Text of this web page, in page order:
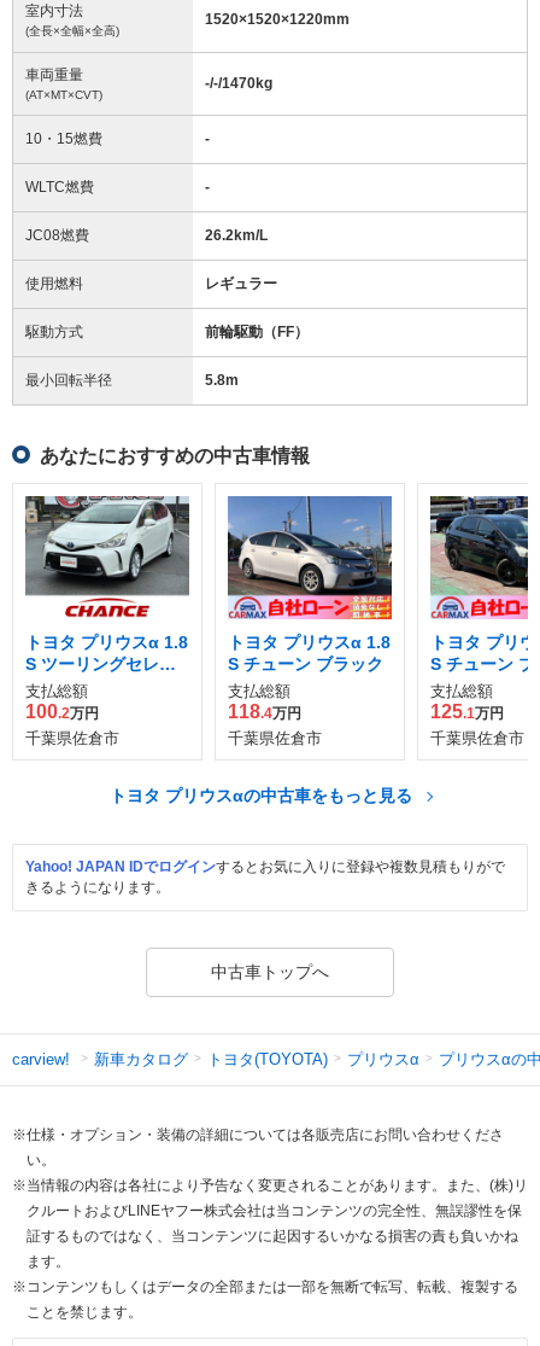
室内寸法
(全長×全幅×全高)
1520×1520×1220mm
車両重量
(AT×MT×CVT)
-/-/1470kg
10・15燃費 -
WLTC燃費 -
JC08燃費 26.2km/L
使用燃料 レギュラー
駆動方式 前輪駆動（FF）
最小回転半径 5.8m
あなたにおすすめの中古車情報
トヨタ プリウスα 1.8
S ツーリングセレク
ション
支払総額
100.2万円
千葉県佐倉市
トヨタ プリウスα 1.8
S チューン ブラック
支払総額
118.4万円
千葉県佐倉市
トヨタ プリ
S チューン ブ
支払総額
125.1万円
千葉県佐倉市
トヨタ プリウスαの中古車をもっと見る
Yahoo! JAPAN IDでログインするとお気に入りに登録や複数見積もりがで
きるようになります。
中古車トップへ
carview! 新車カタログ トヨタ(TOYOTA) プリウスα プリウスαの
※仕様・オプション・装備の詳細については各販売店にお問い合わせくださ
い。
※当情報の内容は各社により予告なく変更されることがあります。また、(株)リ
クルートおよびLINEヤフー株式会社は当コンテンツの完全性、無誤謬性を保
証するものではなく、当コンテンツに起因するいかなる損害の責も負いかね
ます。
※コンテンツもしくはデータの全部または一部を無断で転写、転載、複製する
ことを禁じます。